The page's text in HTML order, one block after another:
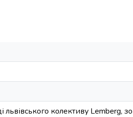
львівського колективу Lemberg,